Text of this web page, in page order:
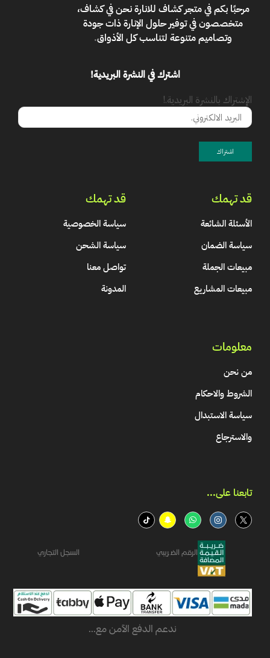
مرحبًا بكم فيمتجر كشاف للانارةنحن في كشاف،
متخصصون في توفير حلول الإنارة ذات جودة
وتصاميم متنوعة لتناسب كل الأذواق.
اشترك في النشرة البريدية!
الإشتراك بالنشرة البريدية.!
قد تهمك
الأسئلة الشائعة
سياسة الضمان
مبيعات الجملة
مبيعات المشاريع
قد تهمك
سياسة الخصوصية
سياسة الشحن
تواصل معنا
المدونة
معلومات
من نحن
الشروط والاحكام
سياسة الاستبدال
والاسترجاع
تابعنا على...​
الرقم الضريبي السجل التجاري
ندعم الدفع الآمن مع...